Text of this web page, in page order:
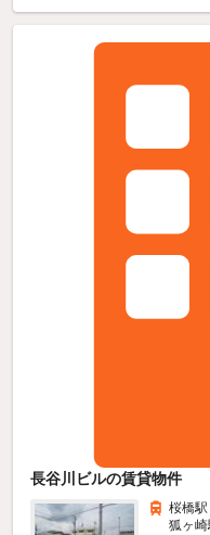
長谷川ビルの賃貸物件
桜橋駅
狐ヶ